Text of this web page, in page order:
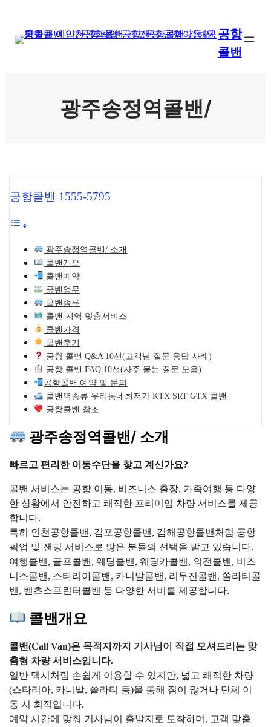
공항
콜밴
광주송정역콜밴/
공항콜밴 1555-5795
광주송정역콜밴/ 소개
콜밴개요
콜밴예약
콜밴업무
콜밴종류
콜밴 지역 맞춤서비스
콜밴가격
콜밴후기
공항 콜밴 Q&A 10선(고객님 질문 응답 사례)
공항 콜밴 FAQ 10선(자주 묻는 질문 모음)
공항콜밴 예약 및 문의
콜밴역종류 우리동네최저가 KTX SRT GTX 콜밴
공항콜밴 참조
광주송정역콜밴/ 소개
빠르고 편리한 이동수단을 찾고 계신가요?
콜밴 서비스는 공항 이동, 비즈니스 출장, 가족여행 등 다양
한 상황에서 안전하고 쾌적한 프리미엄 차량 서비스를 제공
합니다.
특히 인천공항콜밴, 김포공항콜밴, 김해공항콜밴처럼 공항
픽업 및 샌딩 서비스로 많은 분들의 선택을 받고 있습니다.
여행콜밴, 골프콜밴, 웨딩콜밴, 웨딩카콜밴, 의전콜밴, 비즈
니스콜밴, 스타리아콜밴, 카니발콜밴, 리무진콜밴, 쏠라티콜
밴, 벤츠스프린터콜밴 등 다양한 서비를 제공합니다.
콜밴개요
콜밴(Call Van)은 목적지까지 기사님이 직접 모셔드리는 맞
춤형 차량 서비스입니다.
일반 택시처럼 손쉽게 이용할 수 있지만, 넓고 쾌적한 차량
(스타리아, 카니발, 쏠라티 등)을 통해 짐이 많거나 단체 이
동 시 최적입니다.
예약 시간에 맞춰 기사님이 출발지로 도착하며, 고객 맞춤